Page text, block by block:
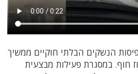
הנשקים הבלתי חוקיים ממשיך
חוף. במסגרת פעילות מבצעית